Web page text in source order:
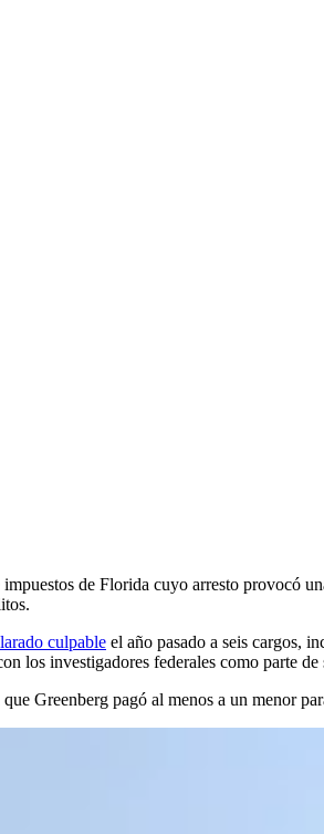
de Florida cuyo arresto provocó
culpable el año pasado a seis cargos,
los investigadores federales como parte
Greenberg pagó al menos a un menor